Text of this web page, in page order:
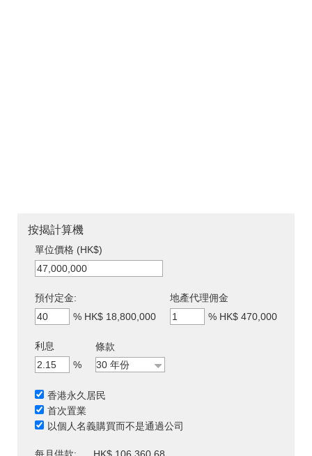
按揭計算機
單位價格 (HK$)
預付定金:
% HK$ 18,800,000
地產代理佣金
% HK$ 470,000
利息
%
條款
香港永久居民
首次置業
以個人名義購買而不是通過公司